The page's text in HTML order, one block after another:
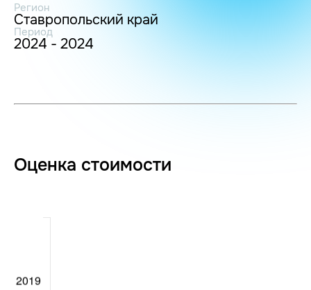
Регион
Ставропольский край
Период
2024 - 2024
Оценка стоимости